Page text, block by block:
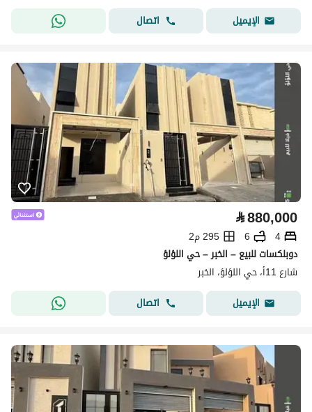
الإيميل
اتصال
⃁880,000
4
6
295 م2
دوبلكسات للبيع – الخبر – حي اللؤلؤ
شارع 11أ، حي اللؤلؤ، الخبر
الإيميل
اتصال